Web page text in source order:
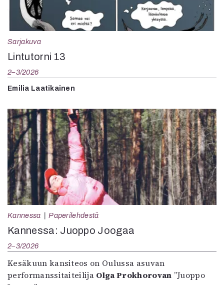
Sarjakuva
Lintutorni 13
2–3/2026
Emilia Laatikainen
Kannessa Paperilehdestä
Kannessa: Juoppo Joogaa
2–3/2026
Kesäkuun kansiteos on Oulussa asuvan
performanssitaiteilija Olga Prokhorovan ”Juoppo